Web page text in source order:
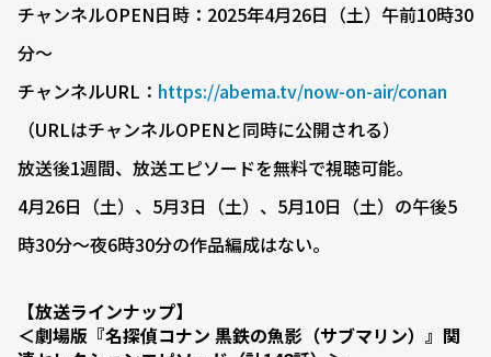
チャンネルOPEN日時：2025年4月26日（土）午前10時30
分〜
チャンネルURL： https://abema.tv/now-on-air/conan
（URLはチャンネルOPENと同時に公開される）
放送後1週間、放送エピソードを無料で視聴可能。
4月26日（土）、5月3日（土）、5月10日（土）の午後5
時30分〜夜6時30分の作品編成はない。
【放送ラインナップ】
＜劇場版『名探偵コナン 黒鉄の魚影（サブマリン）』関